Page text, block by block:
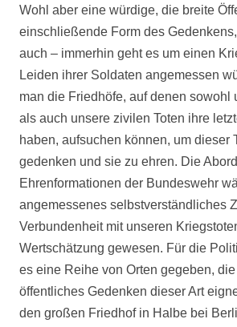
Wohl aber eine würdige, die breite
einschließende Form des
auch – immerhin geht es um einen
Leiden ihrer Soldaten angemessen
man die Friedhöfe, auf denen sowohl
als auch unsere zivilen Toten ihre
haben, aufsuchen können, um dieser
gedenken und sie zu ehren. Die
Ehrenformationen der Bundeswehr
angemessenes selbstverständliches
Verbundenheit mit unseren
Wertschätzung gewesen. Für die
es eine Reihe von Orten gegeben,
öffentliches Gedenken dieser Art
den großen Friedhof in Halbe bei